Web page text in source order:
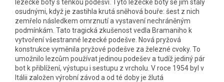
lezecké boty s tenkou podešví. Tyto lezecké boty se jim staly
osudnými, když je zastihla krutá sněhová bouře: šest z nich
zemřelo následkem omrznutí a vystavení nechráněným
podmínkám. Tato tragická zkušenost vedla Bramaniho k
vytvoření všestranné lezecké podešve. Nová pryžová
konstrukce vyměnila pryžové podešve za železné cvoky. To
umožnilo lezcům používat jedinou podešev a tudíž jediný pár
bot k přiblížení, výstupu i sestupu z vrcholu. V roce 1954 byl v
Itálii založen výrobní závod a od té doby je žlutá